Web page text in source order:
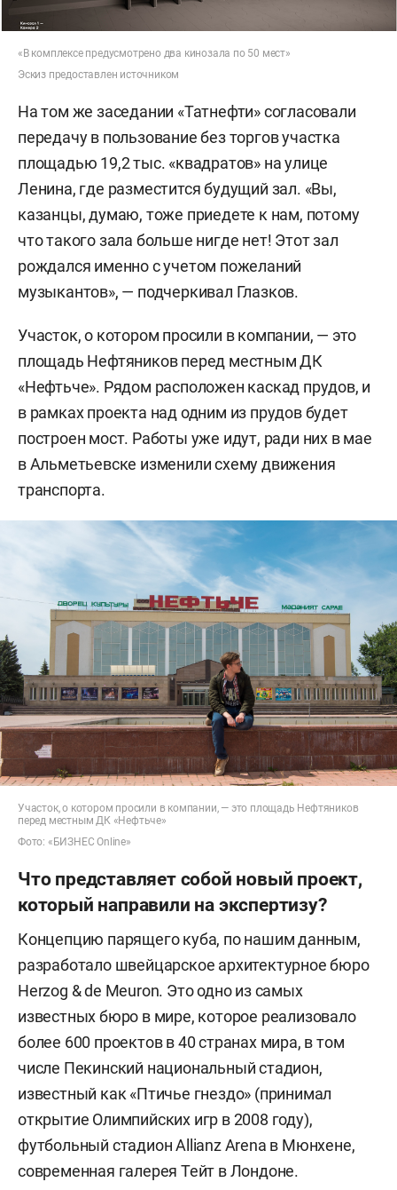
«В комплексе предусмотрено два кинозала по 50 мест»
Эскиз предоставлен источником
На том же заседании «Татнефти» согласовали
передачу в пользование без торгов участка
площадью 19,2 тыс. «квадратов» на улице
Ленина, где разместится будущий зал. «Вы,
казанцы, думаю, тоже приедете к нам, потому
что такого зала больше нигде нет! Этот зал
рождался именно с учетом пожеланий
музыкантов», — подчеркивал Глазков.
Участок, о котором просили в компании, — это
площадь Нефтяников перед местным ДК
«Нефтьче». Рядом расположен каскад прудов, и
в рамках проекта над одним из прудов будет
построен мост. Работы уже идут, ради них в мае
в Альметьевске изменили схему движения
транспорта.
Участок, о котором просили в компании, — это площадь Нефтяников
перед местным ДК «Нефтьче»
Фото: «БИЗНЕС Online»
Что представляет собой новый проект,
который направили на экспертизу?
Концепцию парящего куба, по нашим данным,
разработало швейцарское архитектурное бюро
Herzog & de Meuron. Это одно из самых
известных бюро в мире, которое реализовало
более 600 проектов в 40 странах мира, в том
числе Пекинский национальный стадион,
известный как «Птичье гнездо» (принимал
открытие Олимпийских игр в 2008 году),
футбольный стадион Allianz Arena в Мюнхене,
современная галерея Тейт в Лондоне.